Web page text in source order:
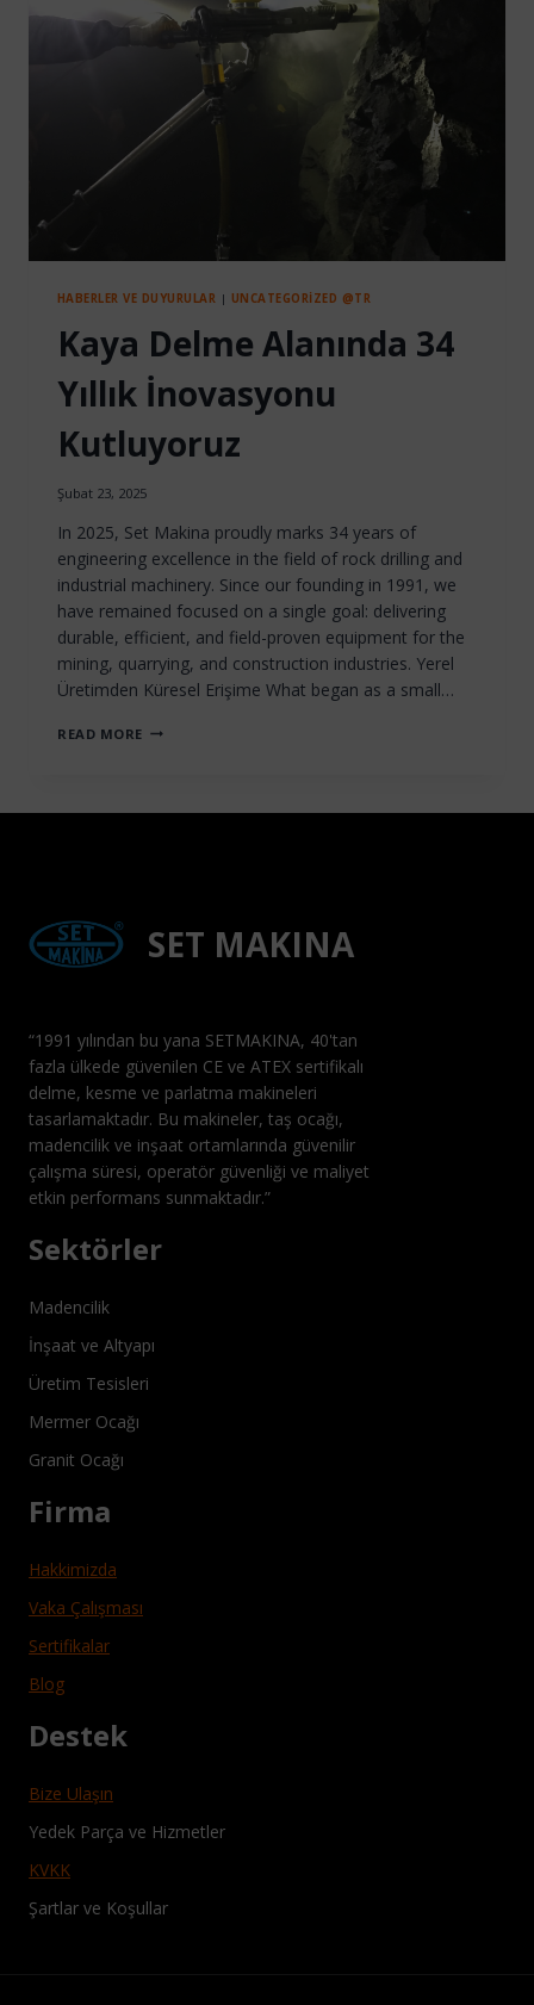
SAĞLANDI
HABERLER VE DUYURULAR | UNCATEGORIZED @TR
Kaya Delme Alanında 34
Yıllık İnovasyonu
Kutluyoruz
Şubat 23, 2025
In 2025, Set Makina proudly marks 34 years of
engineering excellence in the field of rock drilling and
industrial machinery. Since our founding in 1991, we
have remained focused on a single goal: delivering
durable, efficient, and field-proven equipment for the
mining, quarrying, and construction industries. Yerel
Üretimden Küresel Erişime What began as a small…
READ MORE KAYA
YILLIK
SET MAKINA
“1991 yılından bu yana SETMAKINA, 40'tan
fazla ülkede güvenilen CE ve ATEX sertifikalı
delme, kesme ve parlatma makineleri
tasarlamaktadır. Bu makineler, taş ocağı,
madencilik ve inşaat ortamlarında güvenilir
çalışma süresi, operatör güvenliği ve maliyet
etkin performans sunmaktadır.”
Sektörler
Madencilik
İnşaat ve Altyapı
Üretim Tesisleri
Mermer Ocağı
Granit Ocağı
Firma
Hakkimizda
Vaka Çalışması
Sertifikalar
Blog
Destek
Bize Ulaşın
Yedek Parça ve Hizmetler
KVKK
Şartlar ve Koşullar